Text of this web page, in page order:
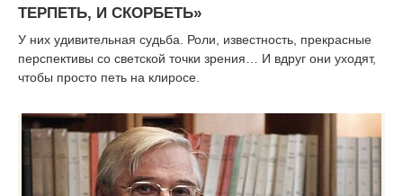
ТЕРПЕТЬ, И СКОРБЕТЬ»
У них удивительная судьба. Роли, известность, прекрасные
перспективы со светской точки зрения… И вдруг они уходят,
чтобы просто петь на клиросе.